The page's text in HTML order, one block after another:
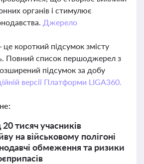
органів і стимулює
Джерело
короткий підсумок змісту
Повний список першоджерел з
підсумок за добу
версії Платформи LIGA360.
тисяч учасників
на військовому полігоні
обмеження та ризики